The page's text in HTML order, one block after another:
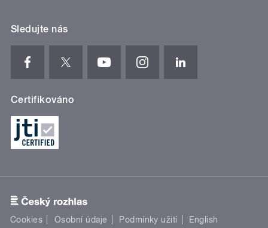
Sledujte nás
Certifikováno
Cookies Osobní údaje Podmínky užití English